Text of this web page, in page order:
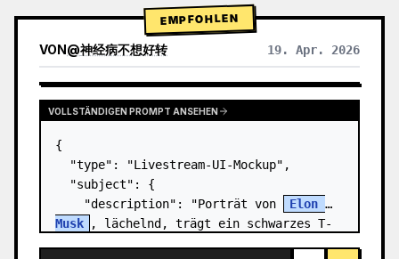
EMPFOHLEN
VON@神经病不想好转 19. Apr. 2026
VOLLSTÄNDIGEN PROMPT ANSEHEN
{
  "type": "Livestream-UI-Mockup",
  "subject": {
    "description": "Porträt von
Elon
Musk
, lächelnd, trägt ein schwarzes T-